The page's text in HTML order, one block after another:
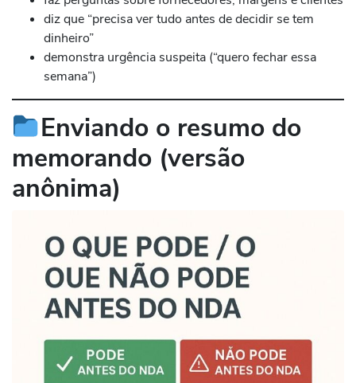
diz que “precisa ver tudo antes de decidir se tem
dinheiro”
demonstra urgência suspeita (“quero fechar essa
semana”)
Enviando o resumo do
memorando (versão
anônima)